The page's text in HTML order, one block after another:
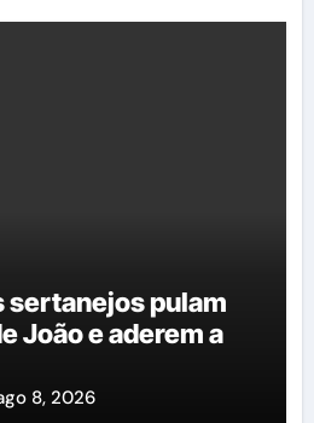
sertanejos pulam
João e aderem a
8, 2026